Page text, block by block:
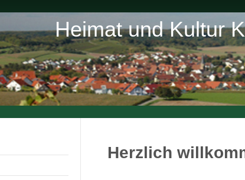
Heimat und Kultur
Herzlich